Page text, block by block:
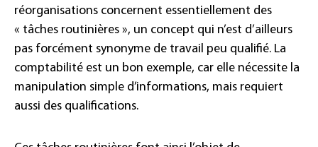
réorganisations concernent essentiellement des
« tâches routinières », un concept qui n’est d’ailleurs
pas forcément synonyme de travail peu qualifié. La
comptabilité est un bon exemple, car elle nécessite la
manipulation simple d’informations, mais requiert
aussi des qualifications.